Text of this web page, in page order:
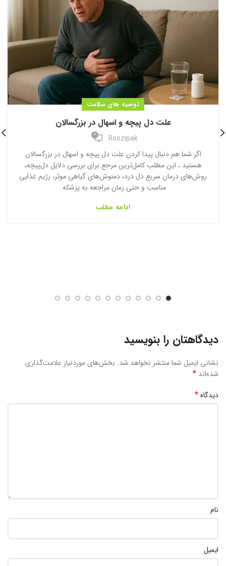
توصیه های سلامت
علت دل پیچه و اسهال در بزرگسالان
Roozipak
2
اگر شما هم دنبال پیدا کردن علت دل پیچه و اسهال در بزرگسالان
هستید ، این مطلب کامل‌ترین مرجع برای بررسی دلایل دل‌پیچه،
روش‌های درمان سریع دل درد، دمنوش‌های گیاهی موثر، رژیم غذایی
مناسب و حتی زمان مراجعه به پزشکه.
ادامه مطلب
دیدگاهتان را بنویسید
نشانی ایمیل شما منتشر نخواهد شد. بخش‌های موردنیاز علامت‌گذاری
شده‌اند *
دیدگاه*
نام
ایمیل